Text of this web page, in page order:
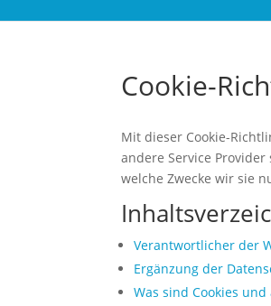
Cookie-
Mit dieser Cookie-
andere Service
welche Zwecke wir sie
Verantwortlicher der
Ergänzung der
Was sind Cookies